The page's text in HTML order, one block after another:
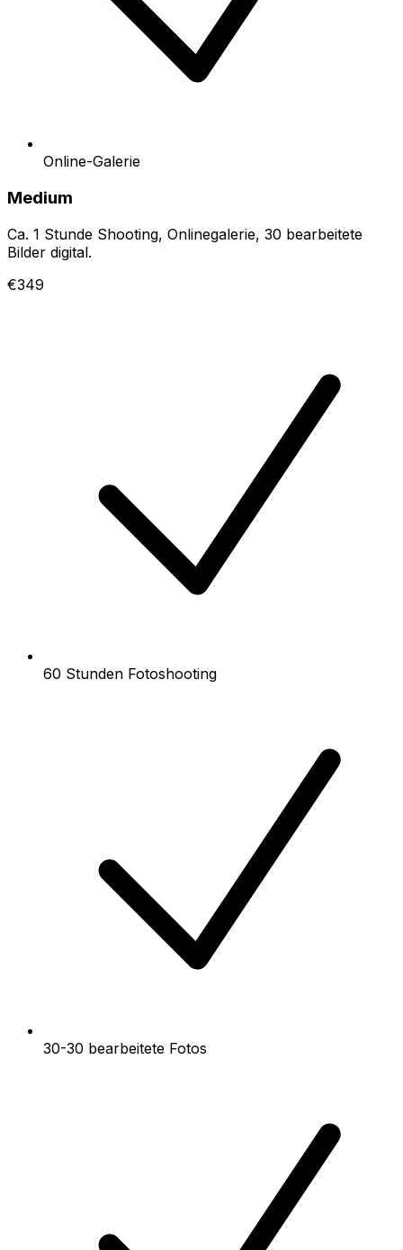
Online-Galerie
Medium
Ca. 1 Stunde Shooting, Onlinegalerie, 30 bearbeitete
Bilder digital.
€349
60 Stunden Fotoshooting
30-30 bearbeitete Fotos